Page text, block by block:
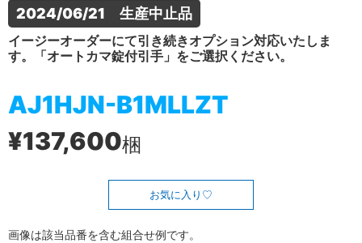
2024/06/21　生産中止品
イージーオーダーにて引き続きオプション対応いたしま
す。「オートカマ錠付引手」をご選択ください。
AJ1HJN-B1MLLZT
¥137,600梱
お気に入り
画像は該当品番を含む組合せ例です。